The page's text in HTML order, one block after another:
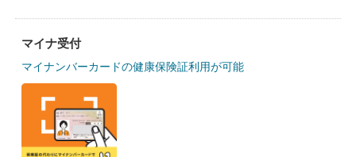
マイナ受付
マイナンバーカードの健康保険証利用が可能